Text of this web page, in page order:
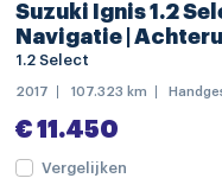
dodehoek detectie
elektronische
Suzuki Ignis 1.2
Navigatie |
1.2 Select
2017 107.323 km
€ 11.450
Vergelijken